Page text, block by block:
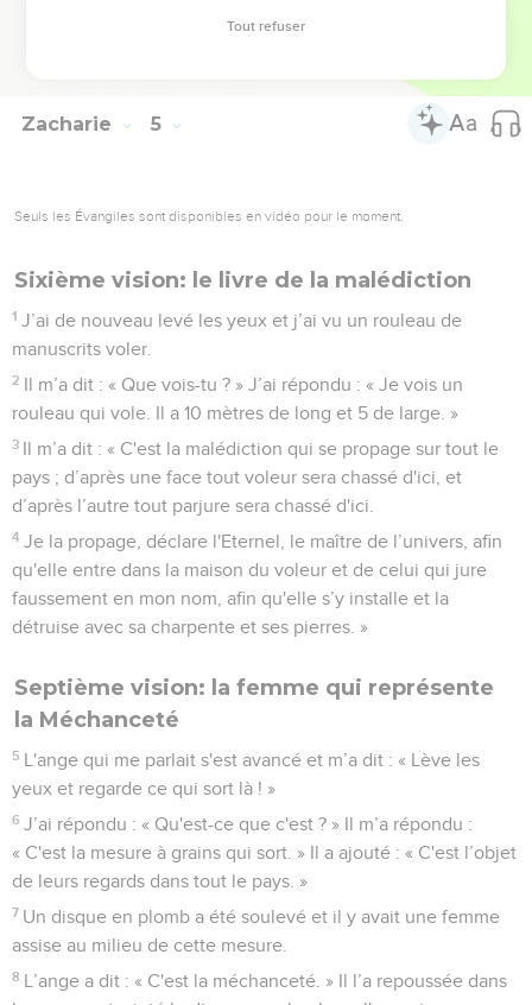
Et il a dit : « Ce sont les deux hommes désignés par
Zacharie 5
Seuls les Évangiles sont disponibles en vidéo pour le moment.
Sixième vision: le livre de la malédiction
1 J’ai de nouveau levé les yeux et j’ai vu un rouleau de
manuscrits voler.
2 Il m’a dit : « Que vois-tu ? » J’ai répondu : « Je vois un
rouleau qui vole. Il a 10 mètres de long et 5 de large. »
3 Il m’a dit : « C'est la malédiction qui se propage sur tout le
pays ; d’après une face tout voleur sera chassé d'ici, et
d’après l’autre tout parjure sera chassé d'ici.
4 Je la propage, déclare l'Eternel, le maître de l’univers, afin
qu'elle entre dans la maison du voleur et de celui qui jure
faussement en mon nom, afin qu'elle s’y installe et la
détruise avec sa charpente et ses pierres. »
Septième vision: la femme qui représente
la Méchanceté
5 L'ange qui me parlait s'est avancé et m’a dit : « Lève les
yeux et regarde ce qui sort là ! »
6 J’ai répondu : « Qu'est-ce que c'est ? » Il m’a répondu :
« C'est la mesure à grains qui sort. » Il a ajouté : « C'est l’objet
de leurs regards dans tout le pays. »
7 Un disque en plomb a été soulevé et il y avait une femme
assise au milieu de cette mesure.
8 L’ange a dit : « C'est la méchanceté. » Il l’a repoussée dans
Tout refuser